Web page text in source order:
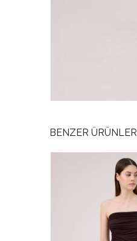
BENZER ÜRÜNLER